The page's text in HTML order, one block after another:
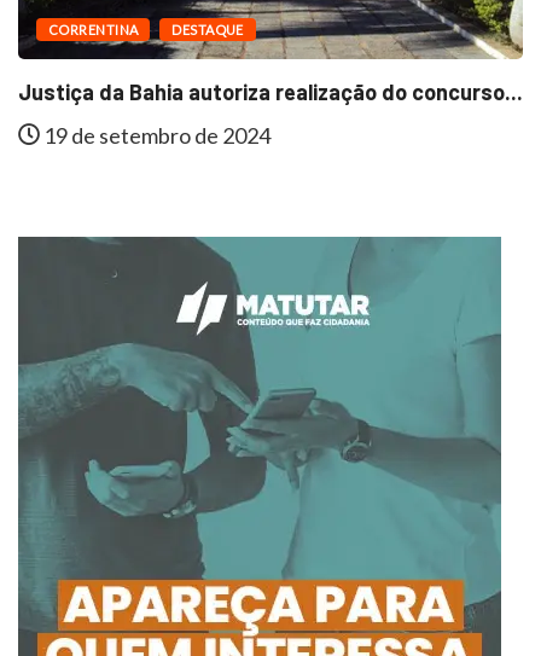
CORRENTINA DESTAQUE
Justiça da Bahia autoriza realização do concurso...
19 de setembro de 2024